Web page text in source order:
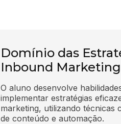
Domínio das
Inbound Marketing
O aluno desenvolve
implementar estratégias
marketing, utilizando técnicas
de conteúdo e automação.